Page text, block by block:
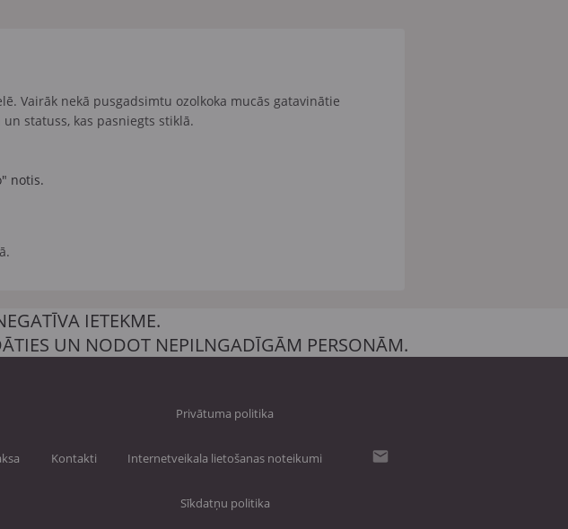
Vairāk nekā pusgadsimtu ozolkoka mucās gatavinātie
statuss, kas pasniegts stiklā.
notis.
IETEKME.
UN NODOT NEPILNGADĪGĀM PERSONĀM.
Kontakti
Privātuma politika
Internetveikala lietošanas noteikumi
Sīkdatņu politika